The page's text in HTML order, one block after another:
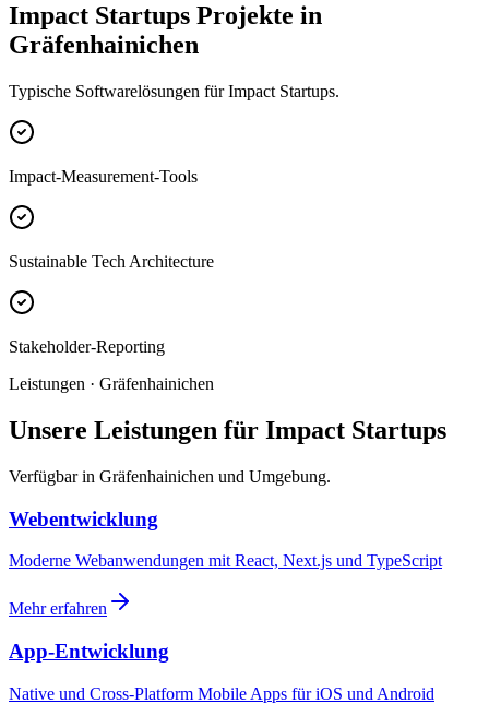
Impact Startups Projekte in
Gräfenhainichen
Typische Softwarelösungen für Impact Startups.
Impact-Measurement-Tools
Sustainable Tech Architecture
Stakeholder-Reporting
Leistungen · Gräfenhainichen
Unsere Leistungen für Impact Startups
Verfügbar in Gräfenhainichen und Umgebung.
Webentwicklung
Moderne Webanwendungen mit React, Next.js und TypeScript
Mehr erfahren
App-Entwicklung
Native und Cross-Platform Mobile Apps für iOS und Android